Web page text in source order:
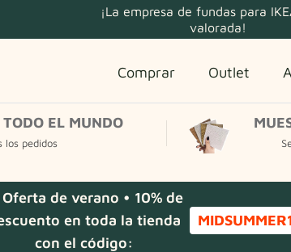
¡La empresa de fundas para
valorada!
Comprar Outlet
EL MUNDO
los pedidos
de verano • 10% de
en toda la tienda
con el código: